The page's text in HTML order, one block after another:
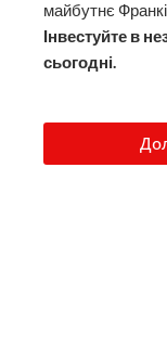
майбутнє
Інвестуйте в
сьогодні.